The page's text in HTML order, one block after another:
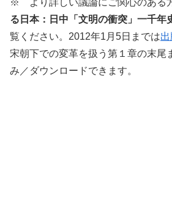
※ より詳しい議論にご関心のある
る日本：日中「文明の衝突」一千年
覧ください。2012年1月5日までは
宋朝下での変革を扱う第１章の末尾
み／ダウンロードできます。